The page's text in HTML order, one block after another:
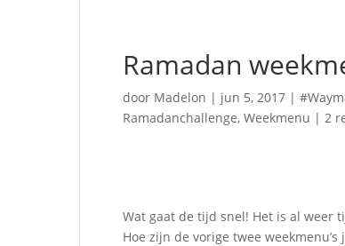
Ramadan
door Madelon | jun 5, 2017 |
Ramadanchallenge,Weekmenu |2
Wat gaat de tijd snel! Het is al weer
Hoe zijn de vorige twee